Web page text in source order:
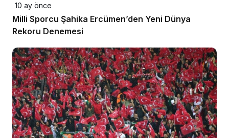
10 ay önce
Milli Sporcu Şahika Ercümen’den Yeni Dünya
Rekoru Denemesi